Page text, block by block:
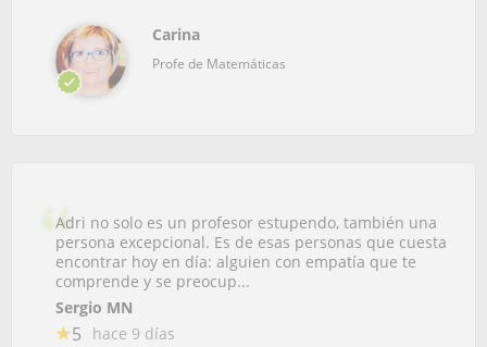
Carina
Profe de Matemáticas
Adri no solo es un profesor estupendo, también una
persona excepcional. Es de esas personas que cuesta
encontrar hoy en día: alguien con empatía que te
comprende y se preocup...
Sergio MN
5 hace 9 días